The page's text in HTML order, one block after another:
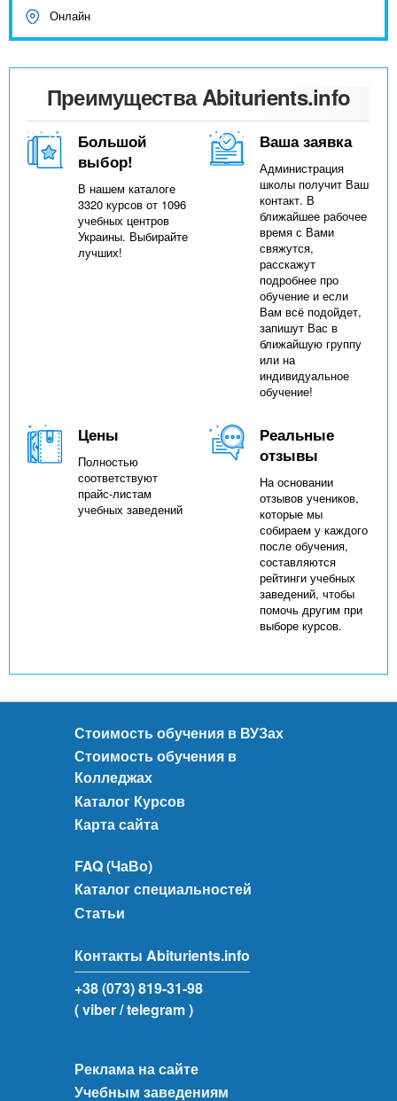
Онлайн
Преимущества Abiturients.info
Большой
выбор!
В нашем каталоге
3320 курсов от 1096
учебных центров
Украины. Выбирайте
лучших!
Ваша заявка
Администрация
школы получит Ваш
контакт. В
ближайшее рабочее
время с Вами
свяжутся,
расскажут
подробнее про
обучение и если
Вам всё подойдет,
запишут Вас в
ближайшую группу
или на
индивидуальное
обучение!
Цены
Полностью
соответствуют
прайс-листам
учебных заведений
Реальные
отзывы
На основании
отзывов учеников,
которые мы
собираем у каждого
после обучения,
составляются
рейтинги учебных
заведений, чтобы
помочь другим при
выборе курсов.
Стоимость обучения в ВУЗах
Стоимость обучения в
Колледжах
Каталог Курсов
Карта сайта
FAQ (ЧаВо)
Каталог специальностей
Статьи
Контакты Abiturients.info
+38 (073) 819-31-98
( viber/ telegram )
Реклама на сайте
Учебным заведениям